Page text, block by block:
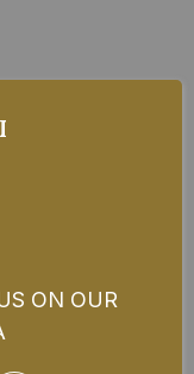
ON OUR